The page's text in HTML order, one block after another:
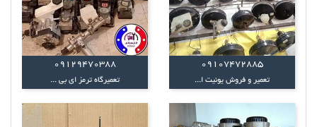
09107472885
تعمیر و فروش یونیت ا...
09129470388
تعمیرگاه ترمز ای بی ...